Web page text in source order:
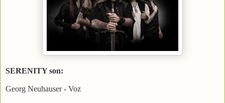
SERENITY son:
Georg Neuhauser - Voz